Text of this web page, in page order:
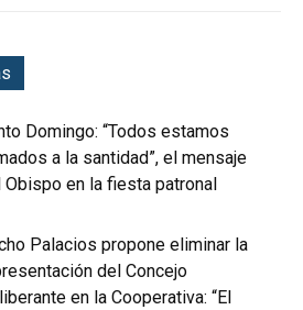
Domingo: “Todos estamos
a la santidad”, el mensaje
Obispo en la fiesta patronal
Palacios propone eliminar la
del Concejo
en la Cooperativa: “El